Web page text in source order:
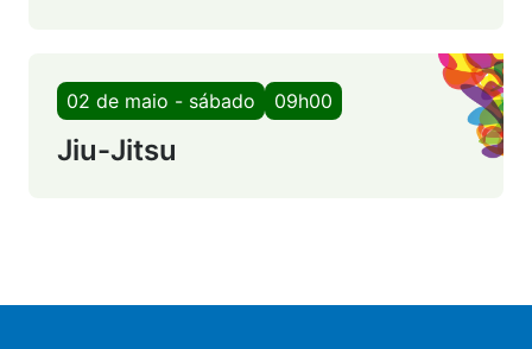
02 de maio - sábado 09h00
Jiu-Jitsu